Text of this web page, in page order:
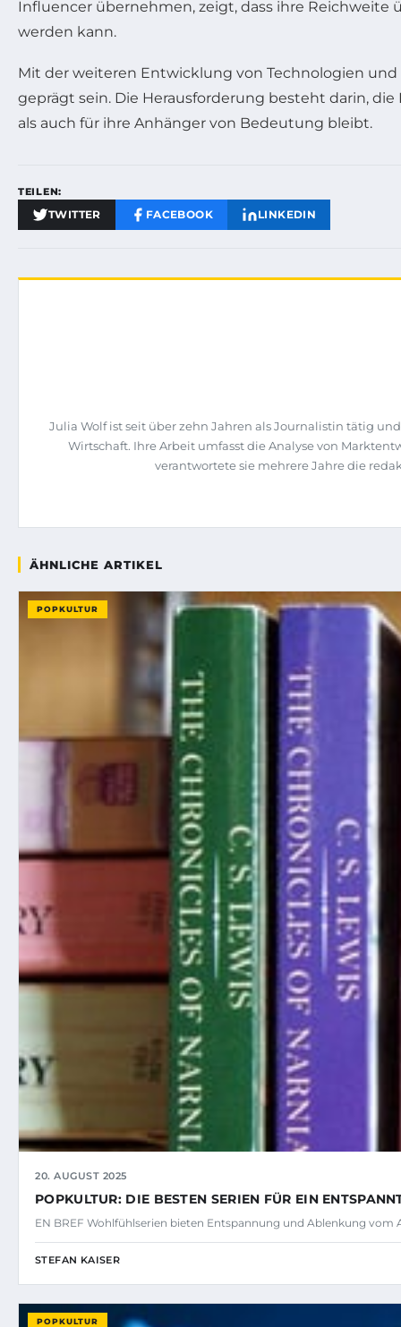
Influencer übernehmen, zeigt, dass ihre Reichweite
werden kann.
Mit der weiteren Entwicklung von Technologien
geprägt sein. Die Herausforderung besteht darin,
als auch für ihre Anhänger von Bedeutung bleibt.
TEILEN:
TWITTER FACEBOOK LINKEDIN
Julia Wolf ist seit über zehn Jahren als Journalistin tätig
Wirtschaft. Ihre Arbeit umfasst die Analyse von
verantwortete sie mehrere Jahre die
ÄHNLICHE ARTIKEL
POPKULTUR
20. AUGUST 2025
POPKULTUR: DIE BESTEN SERIEN FÜR EIN
EN BREF Wohlfühlserien bieten Entspannung und Ablenkung vom
STEFAN KAISER
POPKULTUR